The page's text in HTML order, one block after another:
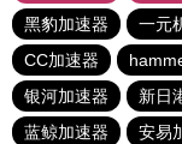
黑豹加速器
一元
CC加速器
银河加速器
新日
蓝鲸加速器
安易